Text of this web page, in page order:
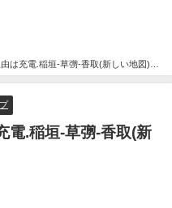
は充電.稲垣-草彅-香取(新しい地図)出
電.稲垣-草彅-香取(新